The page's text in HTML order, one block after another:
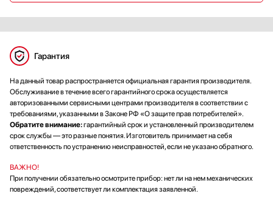
Гарантия
На данный товар распространяется официальная гарантия производителя.
Обслуживание в течение всего гарантийного срока осуществляется
авторизованными сервисными центрами производителя в соответствии с
требованиями, указанными в Законе РФ «О защите прав потребителей».
Обратите внимание:гарантийный срок и установленный производителем
срок службы — это разные понятия. Изготовитель принимает на себя
ответственность по устранению неисправностей, если не указано обратного.
ВАЖНО!
При получении обязательно осмотрите прибор: нет ли на нем механических
повреждений, соответствует ли комплектация заявленной.